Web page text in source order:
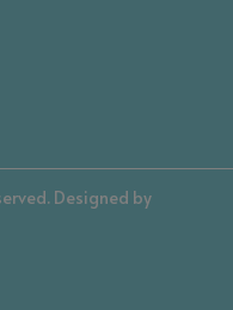
Designed by